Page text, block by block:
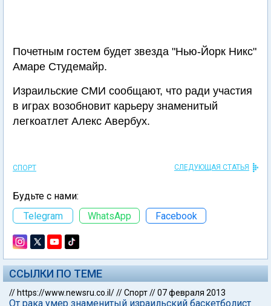
Почетным гостем будет звезда "Нью-Йорк Никс"
Амаре Студемайр.
Израильские СМИ сообщают, что ради участия
в играх возобновит карьеру знаменитый
легкоатлет Алекс Авербух.
СПОРТ СЛЕДУЮЩАЯ СТАТЬЯ
Будьте с нами:
Telegram
WhatsApp Facebook
ССЫЛКИ ПО ТЕМЕ
// https://www.newsru.co.il///Спорт//07 февраля 2013
От рака умер знаменитый израильский баскетболист